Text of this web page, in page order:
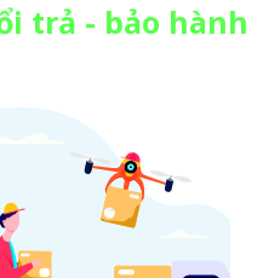
trả - bảo hành